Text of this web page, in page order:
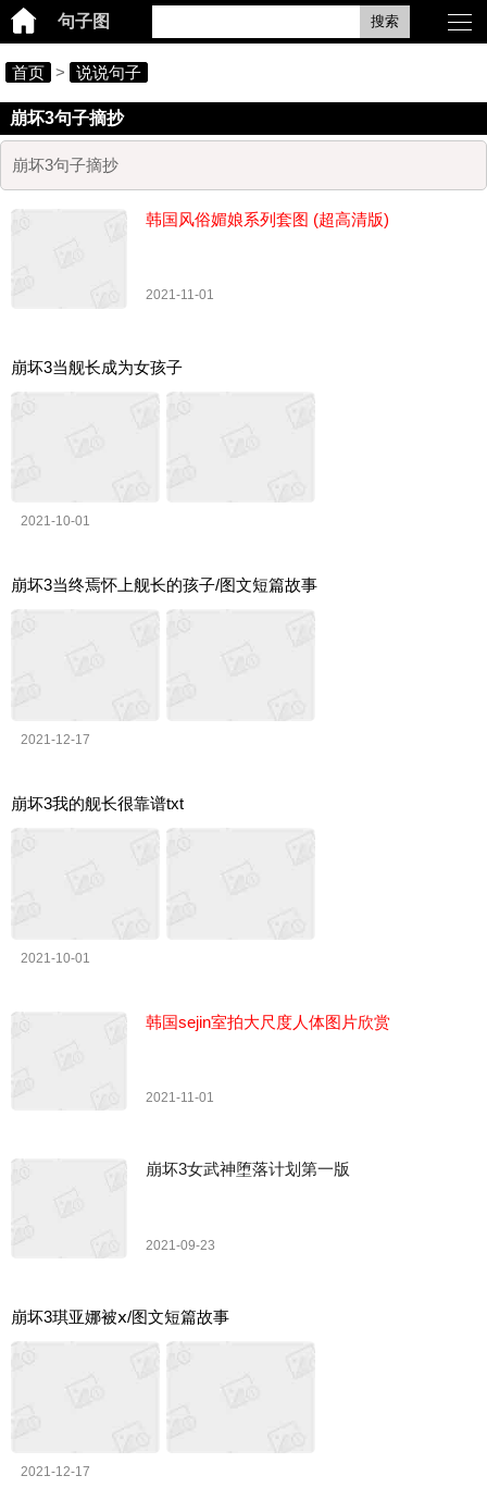
句子图 搜索
首页 > 说说句子
崩坏3句子摘抄
崩坏3句子摘抄
韩国风俗媚娘系列套图 (超高清版)
2021-11-01
崩坏3当舰长成为女孩子
2021-10-01
崩坏3当终焉怀上舰长的孩子/图文短篇故事
2021-12-17
崩坏3我的舰长很靠谱txt
2021-10-01
韩国sejin室拍大尺度人体图片欣赏
2021-11-01
崩坏3女武神堕落计划第一版
2021-09-23
崩坏3琪亚娜被ⅹ/图文短篇故事
2021-12-17